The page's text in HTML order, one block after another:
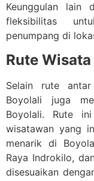
Keunggulan lain
fleksibilitas
penumpang di
Rute
Selain rute
Boyolali juga
Boyolali. Rute
wisatawan yang
menarik di
Raya Indrokilo,
disesuaikan